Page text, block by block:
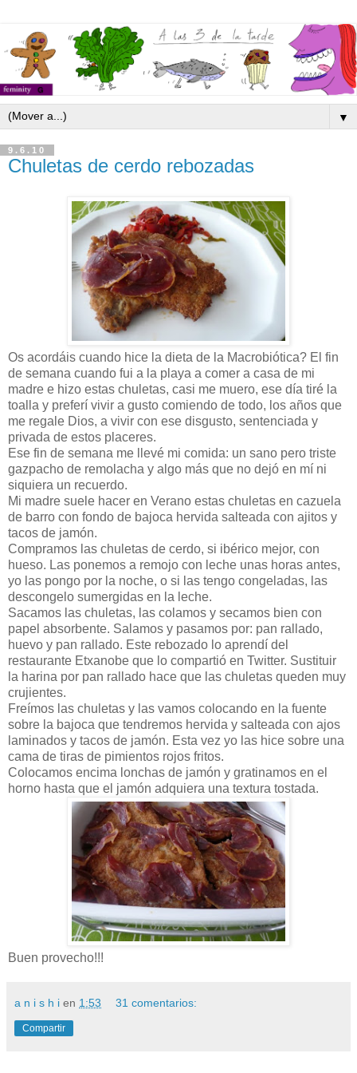
▼
9.6.10
Chuletas de cerdo rebozadas
Os acordáis cuando hice la dieta de la Macrobiótica? El fin
de semana cuando fui a la playa a comer a casa de mi
madre e hizo estas chuletas, casi me muero, ese día tiré la
toalla y preferí vivir a gusto comiendo de todo, los años que
me regale Dios, a vivir con ese disgusto, sentenciada y
privada de estos placeres.
Ese fin de semana me llevé mi comida: un sano pero triste
gazpacho de remolacha y algo más que no dejó en mí ni
siquiera un recuerdo.
Mi madre suele hacer en Verano estas chuletas en cazuela
de barro con fondo de bajoca hervida salteada con ajitos y
tacos de jamón.
Compramos las chuletas de cerdo, si ibérico mejor, con
hueso. Las ponemos a remojo con leche unas horas antes,
yo las pongo por la noche, o si las tengo congeladas, las
descongelo sumergidas en la leche.
Sacamos las chuletas, las colamos y secamos bien con
papel absorbente. Salamos y pasamos por: pan rallado,
huevo y pan rallado. Este rebozado lo aprendí del
restaurante Etxanobe que lo compartió en Twitter. Sustituir
la harina por pan rallado hace que las chuletas queden muy
crujientes.
Freímos las chuletas y las vamos colocando en la fuente
sobre la bajoca que tendremos hervida y salteada con ajos
laminados y tacos de jamón. Esta vez yo las hice sobre una
cama de tiras de pimientos rojos fritos.
Colocamos encima lonchas de jamón y gratinamos en el
horno hasta que el jamón adquiera una textura tostada.
Buen provecho!!!
a n i s h i en 1:53 31 comentarios:
Compartir